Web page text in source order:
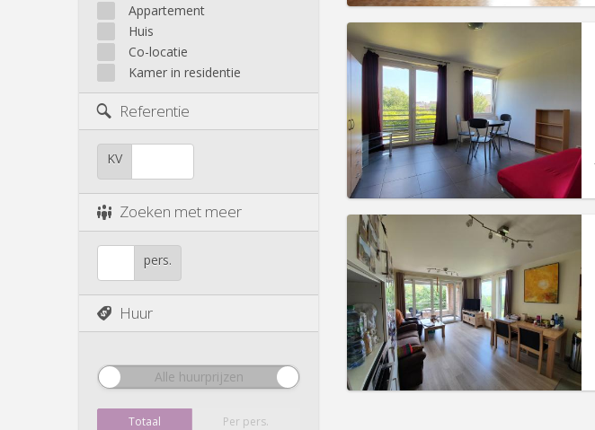
Appartement
Huis
Co-locatie
Kamer in residentie
Referentie
KV
Zoeken met meer
pers.
Huur
Alle huurprijzen
Totaal Per pers.
Praktische Informatie
Huur:620 €
Kosten:150 €
Duur:12 maanden
Domiciliëring:
Praktische Informatie
Huur:850 €
Kosten:60 €
Duur:11 maanden
Domiciliëring:Nee